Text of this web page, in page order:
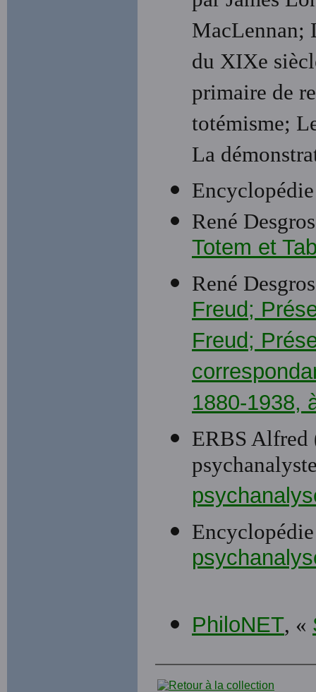
MacLennan;
du XIXe
primaire de
totémisme;
La
René
Totem et
René
Freud;
Freud;
1880-1938,
ERBS Alfred
PhiloNET, «